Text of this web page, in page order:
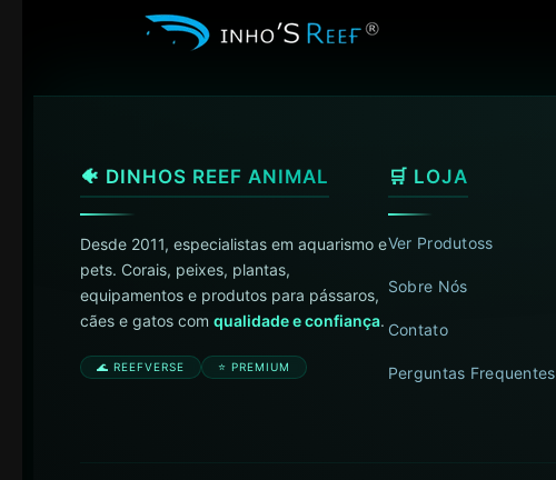
🐠 DINHOS REEF ANIMAL
Desde 2011, especialistas em aquarismo e
pets. Corais, peixes, plantas,
equipamentos e produtos para pássaros,
cães e gatos com qualidade e confiança.
🌊 REEFVERSE ⭐ PREMIUM
🛒 LOJA
Ver Produtoss
Sobre Nós
Contato
Perguntas Frequentes